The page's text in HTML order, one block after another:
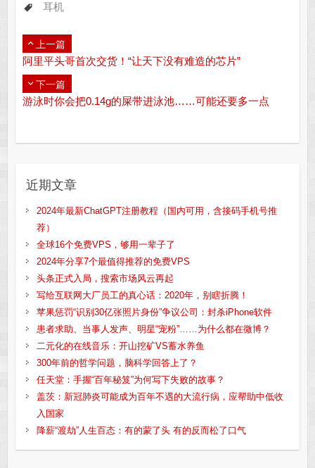
耳机
上一篇
阿里平头哥首次交货！“让天下没有难造的芯片”
下一篇
游泳时你会把0.14g的屎带进泳池……可能还要多一点
近期文章
2024年最新ChatGPT注册教程（国内可用，含接码手机号推
荐）
全球16个免费VPS，够用一辈子了
2024年分享7个最值得推荐的免费VPS
头条正式入局，搜索市场风云再起
写给互联网大厂员工的真心话：2020年，别瞎折腾！
苹果惩罚“识别30亿张照片身份”争议公司：封杀iPhone软件
患者求助、当事人发声、明星“宠粉”……为什么都在微博？
二元化的在线音乐：开山挖矿VS蓄水养鱼
300年前的哲学问题，脑科学回答上了？
任天堂：手握“百年秘笈”为何写下失败的故事？
盖茨：新冠肺炎可能成为百年不遇的大流行病，应帮助中低收
入国家
降薪“渡劫”人生百态：有的蒙了头 有的反而松了口气